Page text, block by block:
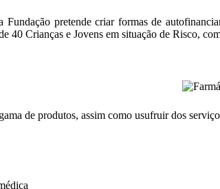
pretende criar formas de
40 Crianças e Jovens em situação de Risco,
de produtos, assim como usufruir dos